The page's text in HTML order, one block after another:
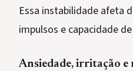
Essa instabilidade afeta
impulsos e capacidade
Ansiedade, irritação e